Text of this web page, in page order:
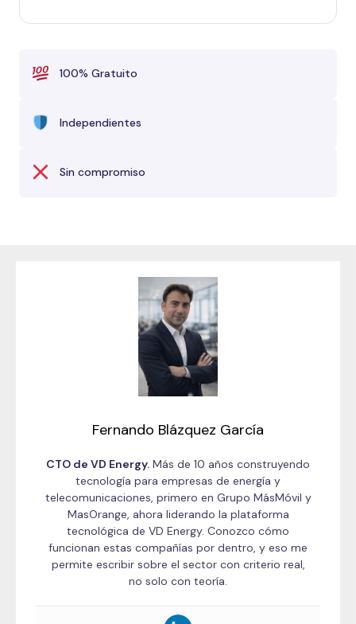
100% Gratuito
Independientes
Sin compromiso
Fernando Blázquez García
CTO de VD Energy. Más de 10 años construyendo
tecnología para empresas de energía y
telecomunicaciones, primero en Grupo MásMóvil y
MasOrange, ahora liderando la plataforma
tecnológica de VD Energy. Conozco cómo
funcionan estas compañías por dentro, y eso me
permite escribir sobre el sector con criterio real,
no solo con teoría.